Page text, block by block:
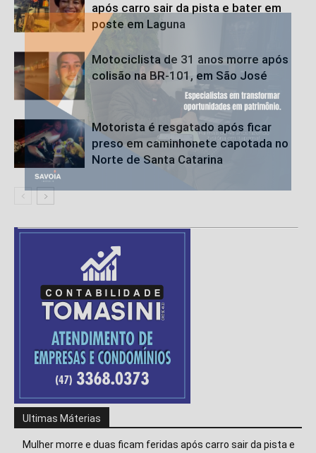
após carro sair da pista e bater em
poste em Laguna
Motociclista de 31 anos morre após
colisão na BR-101, em São José
Motorista é resgatado após ficar
preso em caminhonete capotada no
Norte de Santa Catarina
Ultimas Máterias
Mulher morre e duas ficam feridas após carro sair da pista e